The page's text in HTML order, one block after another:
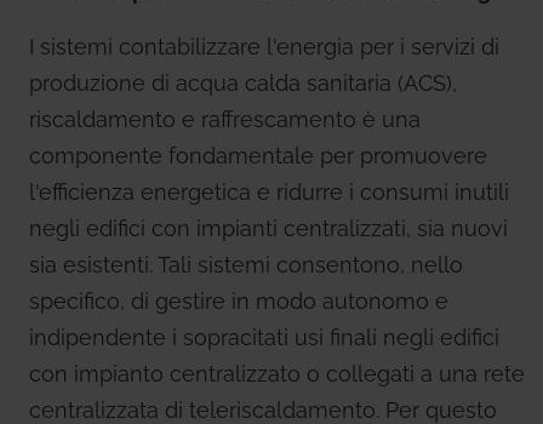
I sistemi contabilizzare l'energia per i servizi di
produzione di acqua calda sanitaria (ACS),
riscaldamento e raffrescamento è una
componente fondamentale per promuovere
l'efficienza energetica e ridurre i consumi inutili
negli edifici con impianti centralizzati, sia nuovi
sia esistenti. Tali sistemi consentono, nello
specifico, di gestire in modo autonomo e
indipendente i sopracitati usi finali negli edifici
con impianto centralizzato o collegati a una rete
centralizzata di teleriscaldamento. Per questo